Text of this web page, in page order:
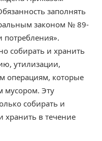
заполнять
законом № 89-
потребления».
собирать и хранить
утилизации,
операциям, которые
Эту
собирать и
хранить в течение